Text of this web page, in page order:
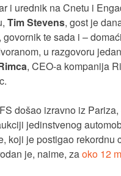
i urednik na Cnetu i
Tim Stevens, gost je
govornik te sada i –
u razgovoru
, CEO-a kompanija
došao izravno iz
jedinstvenog
koji je postigao rekordnu
je, naime, zaoko 12